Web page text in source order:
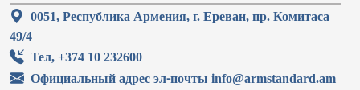
0051, Республика Армения, г. Ереван, пр. Комитаса
49/4
Тел, +374 10 232600
Официальный адрес эл-почты info@armstandard.am